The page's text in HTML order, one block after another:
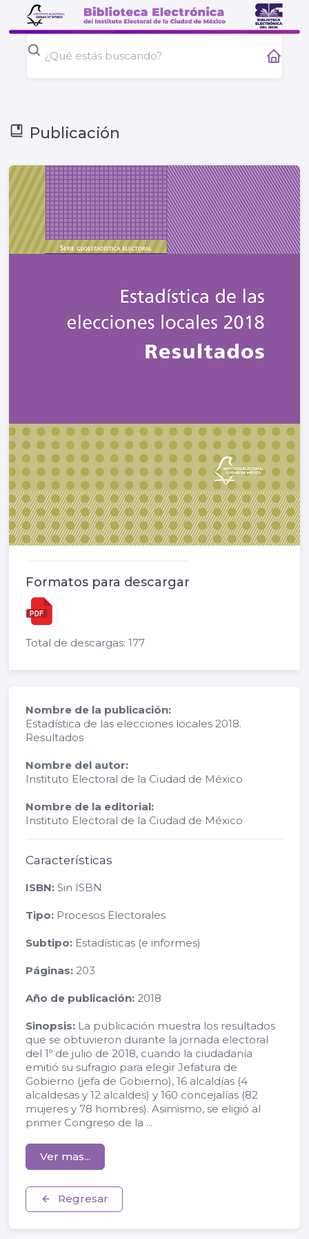
Publicación
Formatos para descargar
Total de descargas: 177
Nombre de la publicación:
Estadística de las elecciones locales 2018.
Resultados
Nombre del autor:
Instituto Electoral de la Ciudad de México
Nombre de la editorial:
Instituto Electoral de la Ciudad de México
Características
ISBN: Sin ISBN
Tipo: Procesos Electorales
Subtipo: Estadísticas (e informes)
Páginas: 203
Año de publicación: 2018
Sinopsis: La publicación muestra los resultados
que se obtuvieron durante la jornada electoral
del 1º de julio de 2018, cuando la ciudadanía
emitió su sufragio para elegir Jefatura de
Gobierno (jefa de Gobierno), 16 alcaldías (4
alcaldesas y 12 alcaldes) y 160 concejalías (82
mujeres y 78 hombres). Asimismo, se eligió al
primer Congreso de la ...
Ver mas...
Regresar